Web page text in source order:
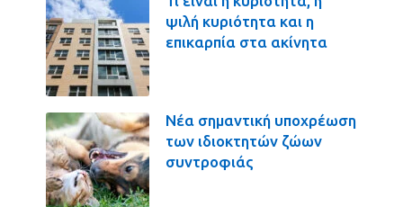
ψιλή κυριότητα και η
επικαρπία στα ακίνητα
Νέα σημαντική υποχρέωση
των ιδιοκτητών ζώων
συντροφιάς